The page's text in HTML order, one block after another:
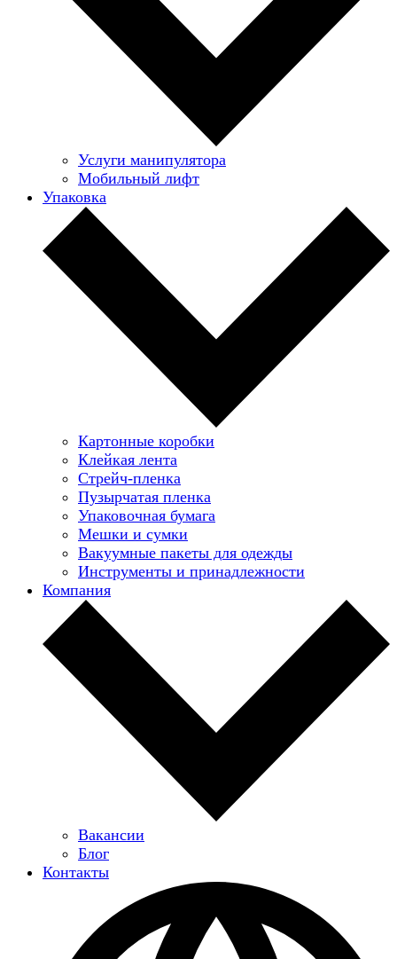
Услуги манипулятора
Мобильный лифт
Упаковка
Картонные коробки
Клейкая лента
Стрейч-пленка
Пузырчатая пленка
Упаковочная бумага
Мешки и сумки
Вакуумные пакеты для одежды
Инструменты и принадлежности
Компания
Вакансии
Блог
Контакты